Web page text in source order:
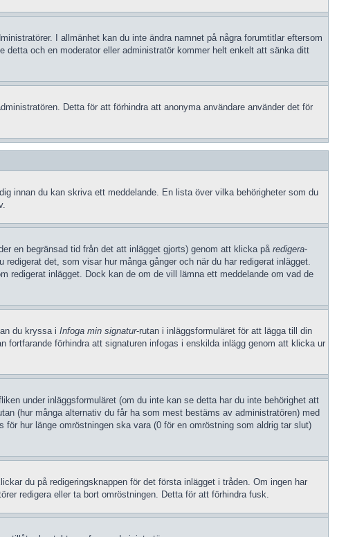
I allmänhet kan du inte ändra namnet på några forumtitlar eftersom
och en moderator eller administratör kommer helt enkelt att sänka ditt
Detta för att förhindra att anonyma användare använder det för
innan du kan skriva ett meddelande. En lista över vilka behörigheter som du
en begränsad tid från det att inlägget gjorts) genom att klicka på redigera-
det, som visar hur många gånger och när du har redigerat inlägget.
redigerat inlägget. Dock kan de om de vill lämna ett meddelande om vad de
du kryssa i Infoga min signatur-rutan i inläggsformuläret för att lägga till din
förhindra att signaturen infogas i enskilda inlägg genom att klicka ur
under inläggsformuläret (om du inte kan se detta har du inte behörighet att
(hur många alternativ du får ha som mest bestäms av administratören) med
hur länge omröstningen ska vara (0 för en omröstning som aldrig tar slut)
du på redigeringsknappen för det första inlägget i tråden. Om ingen har
redigera eller ta bort omröstningen. Detta för att förhindra fusk.